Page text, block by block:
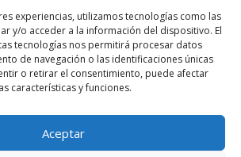
experiencias, utilizamos tecnologías como las
y/o acceder a la información del dispositivo. El
tecnologías nos permitirá procesar datos
de navegación o las identificaciones únicas
o retirar el consentimiento, puede afectar
características y funciones.
Aceptar
RELACIONADOS